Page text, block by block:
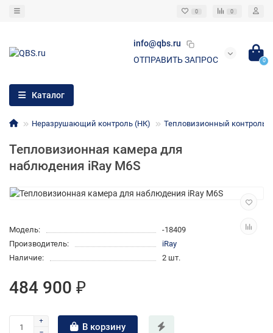
0 0
info@qbs.ru
ОТПРАВИТЬ ЗАПРОС
0
Каталог
Неразрушающий контроль (НК) Тепловизионный контроль
Тепловизионная камера для
наблюдения iRay M6S
Модель:
-18409
Производитель:
iRay
Наличие:
2 шт.
484 900 ₽
В корзину